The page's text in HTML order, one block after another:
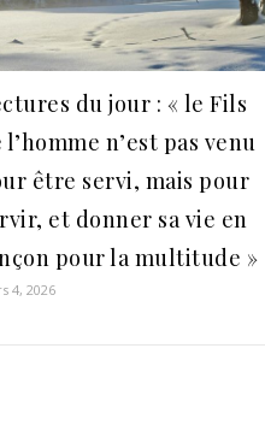
du jour : « le Fils
l’homme n’est pas venu
être servi, mais pour
et donner sa vie en
pour la multitude »
4, 2026